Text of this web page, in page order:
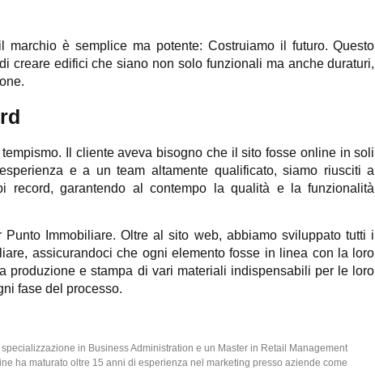
marchio è semplice ma potente: Costruiamo il futuro. Questo
di creare edifici che siano non solo funzionali ma anche duraturi,
Il cliente aveva bisogno che il sito fosse online in soli
e a un team altamente qualificato, siamo riusciti a
record, garantendo al contempo la qualità e la funzionalità
Immobiliare. Oltre al sito web, abbiamo sviluppato tutti i
assicurandoci che ogni elemento fosse in linea con la loro
produzione e stampa di vari materiali indispensabili per le loro
fase del processo.
in Business Administration e un Master in Retail Management
ha maturato oltre 15 anni di esperienza nel marketing presso aziende come